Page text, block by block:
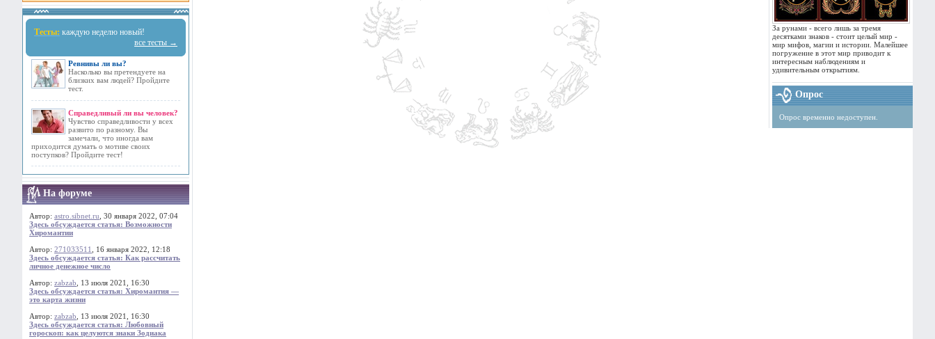
Тесты: каждую неделю новый!
все тесты →
Ревнивы ли вы?
Насколько вы претендуете на
близких вам людей? Пройдите
тест.
Справедливый ли вы человек?
Чувство справедливости у всех
развито по разному. Вы
замечали, что иногда вам
приходится думать о мотиве своих
поступков? Пройдите тест!
На форуме
Автор: astro.sibnet.ru , 30 января 2022, 07:04
Здесь обсуждается статья: Возможности
Хиромантии
Автор: 271033511
, 16 января 2022, 12:18
Здесь обсуждается статья: Как рассчитать
личное денежное число
Автор: zabzab , 13 июля 2021, 16:30
Здесь обсуждается статья: Хиромантия —
это карта жизни
Автор: zabzab , 13 июля 2021, 16:30
Здесь обсуждается статья: Любовный
гороскоп: как целуются знаки Зодиака
За рунами - всего лишь за тремя
десятками знаков - стоит целый мир -
мир мифов, магии и истории. Малейшее
погружение в этот мир приводит к
интересным наблюдениям и
удивительным открытиям.
Опрос
Опрос временно недоступен.